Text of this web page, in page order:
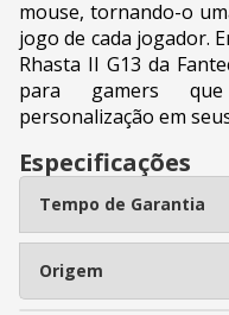
mouse, tornando-o
jogo de cada jogador.
Rhasta II G13 da
para gamers
personalização em
Especificações
Tempo de Garantia
Origem